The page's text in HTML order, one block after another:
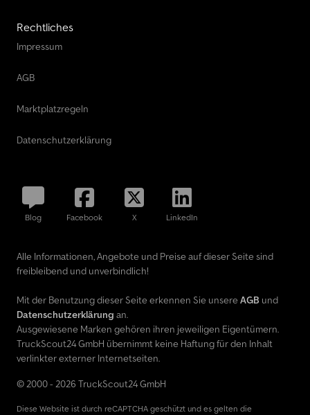
Rechtliches
Impressum
AGB
Marktplatzregeln
Datenschutzerklärung
Blog Facebook X LinkedIn
Alle Informationen, Angebote und Preise auf dieser Seite sind
freibleibend und unverbindlich!
Mit der Benutzung dieser Seite erkennen Sie unsere AGB und
Datenschutzerklärung an.
Ausgewiesene Marken gehören ihren jeweiligen Eigentümern.
TruckScout24 GmbH übernimmt keine Haftung für den Inhalt
verlinkter externer Internetseiten.
© 2000 - 2026 TruckScout24 GmbH
Diese Website ist durch reCAPTCHA geschützt und es gelten die